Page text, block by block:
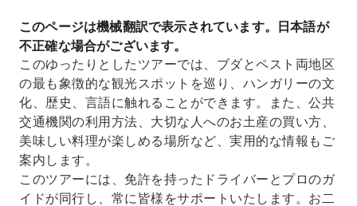
このページは機械翻訳で表示されています。日本語が
不正確な場合がございます。
このゆったりとしたツアーでは、ブダとペスト両地区
の最も象徴的な観光スポットを巡り、ハンガリーの文
化、歴史、言語に触れることができます。また、公共
交通機関の利用方法、大切な人へのお土産の買い方、
美味しい料理が楽しめる場所など、実用的な情報もご
案内します。
このツアーには、免許を持ったドライバーとプロのガ
イドが同行し、常に皆様をサポートいたします。お二